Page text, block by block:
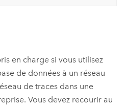
en charge si vous utilisez
de données à un réseau
de traces dans une
Vous devez recourir au